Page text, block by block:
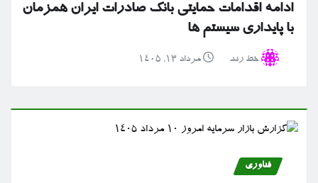
ادامه اقدامات حمایتی بانک صادرات ایران همزمان
با پایداری سیستم ها
خط رند مرداد ۱۳, ۱۴۰۵
فناوری